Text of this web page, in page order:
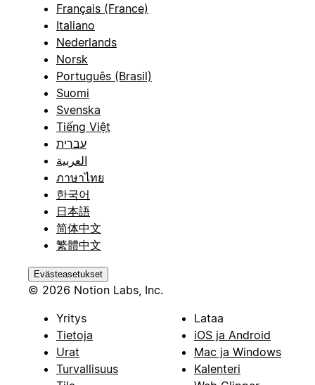
Français (France)
Italiano
Nederlands
Norsk
Português (Brasil)
Suomi
Svenska
Tiếng Việt
עברית
العربية
ภาษาไทย
한국어
日本語
简体中文
繁體中文
Evästeasetukset
© 2026 Notion Labs, Inc.
Yritys
Tietoja
Urat
Turvallisuus
Lataa
iOS ja Android
Mac ja Windows
Kalenteri